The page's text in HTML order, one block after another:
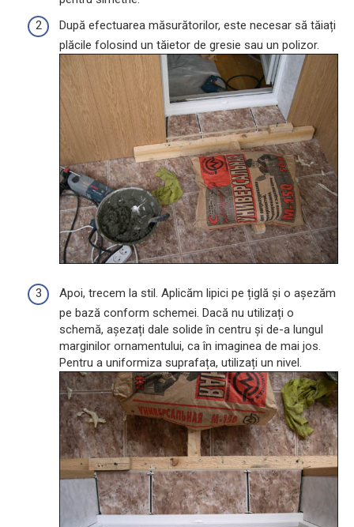
După efectuarea măsurătorilor, este necesar să tăiați
plăcile folosind un tăietor de gresie sau un polizor.
Apoi, trecem la stil. Aplicăm lipici pe țiglă și o așezăm
pe bază conform schemei. Dacă nu utilizați o
schemă, așezați dale solide în centru și de-a lungul
marginilor ornamentului, ca în imaginea de mai jos.
Pentru a uniformiza suprafața, utilizați un nivel.